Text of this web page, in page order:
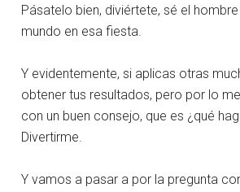
Pásatelo bien, diviértete, sé el
mundo en esa fiesta.
Y evidentemente, si aplicas otras
obtener tus resultados, pero por lo
con un buen consejo, que es ¿qué
Divertirme.
Y vamos a pasar a por la pregunta